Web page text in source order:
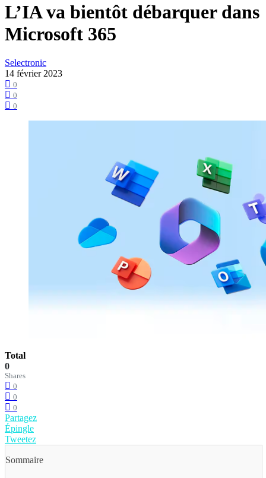
L’IA va bientôt débarquer dans
Microsoft 365
Selectronic
14 février 2023
0
0
0
Total
0
Shares
0
0
0
Partagez
Épingle
Tweetez
Sommaire